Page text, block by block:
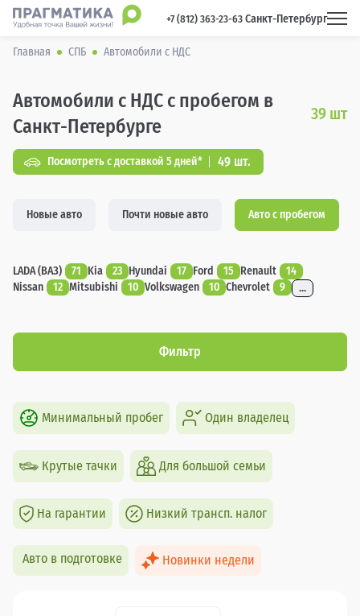
+7 (812) 363-23-63 Санкт-Петербург
Главная СПБ Автомобили с НДС
Автомобили с НДС с пробегом в
Санкт-Петербурге
39 шт
Посмотреть с доставкой 5 дней* 49 шт.
Новые авто Почти новые авто Авто с пробегом
LADA (ВАЗ) 71 Kia 23 Hyundai 17 Ford 15 Renault
14
Nissan
12 Mitsubishi 10 Volkswagen 10 Chevrolet 9 ...
Фильтр
Минимальный пробег Один владелец
Крутые тачки Для большой семьи
На гарантии Низкий трансп. налог
Авто в подготовке Новинки недели